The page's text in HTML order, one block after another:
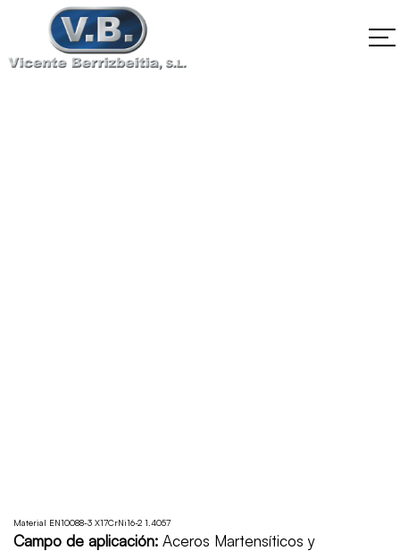
Material EN10088-3 X17CrNi16-2 1.4057
Campo de aplicación: Aceros Martensíticos y